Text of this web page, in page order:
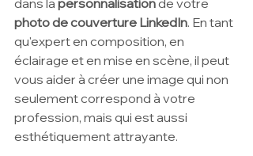
dans la personnalisation de votre
photo de couverture LinkedIn. En tant
qu'expert en composition, en
éclairage et en mise en scène, il peut
vous aider à créer une image qui non
seulement correspond à votre
profession, mais qui est aussi
esthétiquement attrayante.